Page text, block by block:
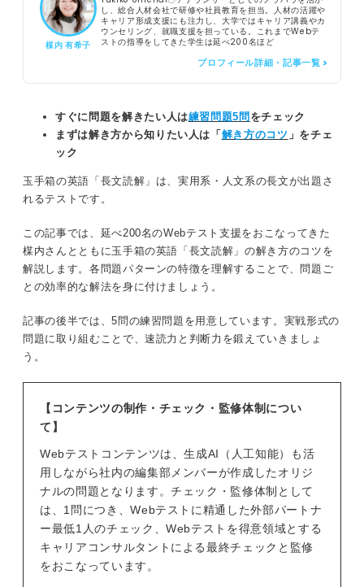
楳内 有希子
し、総合人材会社で研修や社員教育を担当。人材の活躍や
キャリア形成支援にも注力し、大学ではキャリア講義やカ
ウンセリング、就職支援を担っている。これまでWebテ
ストの指導をしてきた学生は延べ200名ほど
プロフィール詳細・記事一覧 >
すぐに問題を解きたい人は練習問題5問 をチェック
まずは解き方から知りたい人は「 解き方のコツ 」をチェ
ック
玉手箱の英語「長文読解」は、実用系・人文系の長文が出題さ
れるテストです。
この記事では、延べ200名のWebテスト支援をおこなってきた
楳内さんとともに玉手箱の英語「長文読解」の解き方のコツを
解説します。各問題パターンの特徴を理解することで、問題ご
との効率的な解法を身に付けましょう。
記事の後半では、5問の練習問題を用意しています。実戦形式の
問題に取り組むことで、速読力と判断力を鍛えていきましょ
う。
【コンテンツの制作・チェック・監修体制につい
て】
Webテストコンテンツは、生成AI（人工知能）も活
用しながら社内の編集部メンバーが作成したオリジ
ナルの問題となります。チェック・監修体制として
は、1問につき、Webテストに精通した外部パートナ
ー最低1人のチェック、Webテストを得意領域とする
キャリアコンサルタントによる最終チェックと監修
をおこなっています。